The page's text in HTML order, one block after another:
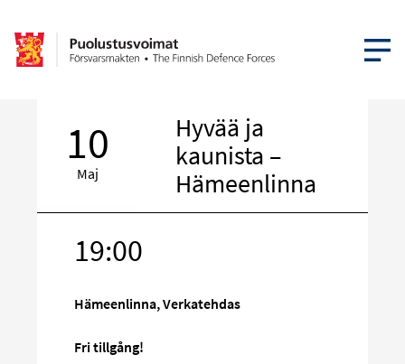
ÖPPNA
10
Maj
Hyvää ja
kaunista –
Hämeenlinna
19:00
Hämeenlinna, Verkatehdas
Fri tillgång!